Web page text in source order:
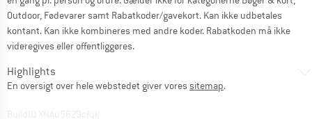
Outdoor, Fødevarer samt Rabatkoder/gavekort. Kan ikke udbetales
kontant. Kan ikke kombineres med andre koder. Rabatkoden må ikke
videregives eller offentliggøres.
Highlights
En oversigt over hele webstedet giver voressitemap.